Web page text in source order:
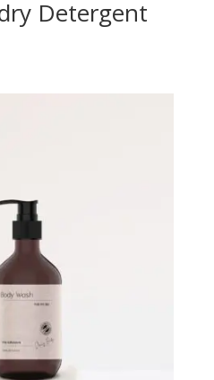
Detergent